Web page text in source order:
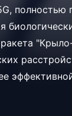
полностью